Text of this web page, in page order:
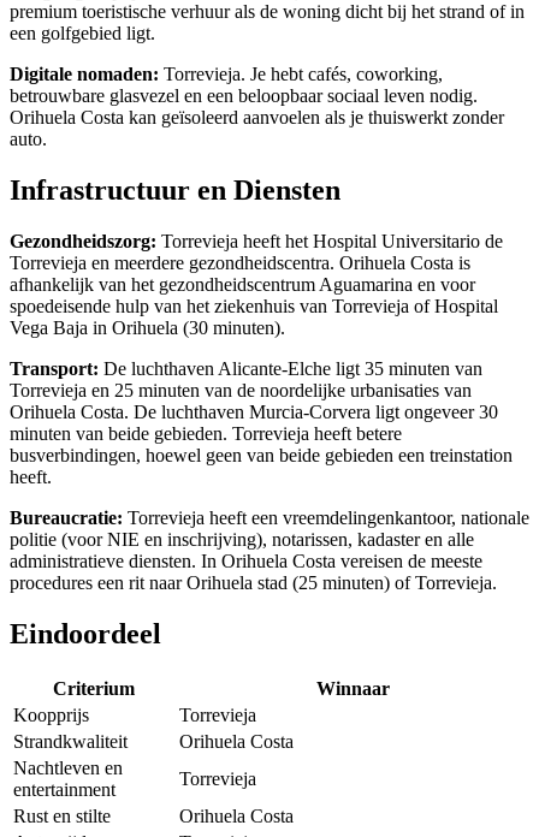
premium toeristische verhuur als de woning dicht bij het strand of in
een golfgebied ligt.
Digitale nomaden: Torrevieja. Je hebt cafés, coworking,
betrouwbare glasvezel en een beloopbaar sociaal leven nodig.
Orihuela Costa kan geïsoleerd aanvoelen als je thuiswerkt zonder
auto.
Infrastructuur en Diensten
Gezondheidszorg: Torrevieja heeft het Hospital Universitario de
Torrevieja en meerdere gezondheidscentra. Orihuela Costa is
afhankelijk van het gezondheidscentrum Aguamarina en voor
spoedeisende hulp van het ziekenhuis van Torrevieja of Hospital
Vega Baja in Orihuela (30 minuten).
Transport: De luchthaven Alicante-Elche ligt 35 minuten van
Torrevieja en 25 minuten van de noordelijke urbanisaties van
Orihuela Costa. De luchthaven Murcia-Corvera ligt ongeveer 30
minuten van beide gebieden. Torrevieja heeft betere
busverbindingen, hoewel geen van beide gebieden een treinstation
heeft.
Bureaucratie: Torrevieja heeft een vreemdelingenkantoor, nationale
politie (voor NIE en inschrijving), notarissen, kadaster en alle
administratieve diensten. In Orihuela Costa vereisen de meeste
procedures een rit naar Orihuela stad (25 minuten) of Torrevieja.
Eindoordeel
Criterium
Winnaar
Koopprijs
Torrevieja
Strandkwaliteit
Orihuela Costa
Nachtleven en
entertainment
Torrevieja
Rust en stilte
Orihuela Costa